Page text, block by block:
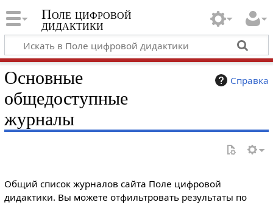
Поле цифровой
дидактики
Справка
Основные
общедоступные
журналы
Общий список журналов сайта Поле цифровой
дидактики. Вы можете отфильтровать результаты по